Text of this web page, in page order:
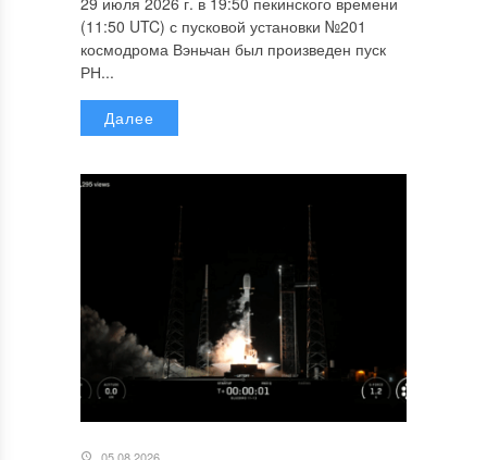
(11:50 UTC) с пусковой установки №201
космодрома Вэньчан был произведен пуск
РН...
Далее
05.08.2026